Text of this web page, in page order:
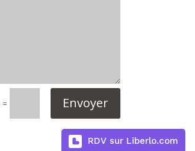
= Envoyer
RDV sur Liberlo.com